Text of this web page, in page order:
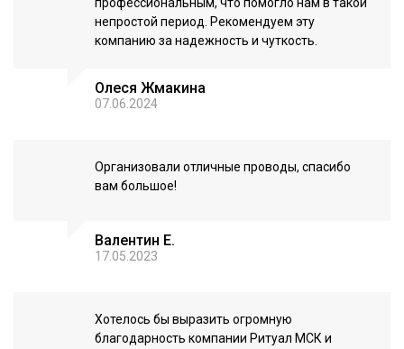
непростой период. Рекомендуем эту
компанию за надежность и чуткость.
Олеся Жмакина
07.06.2024
Организовали отличные проводы, спасибо
вам большое!
Валентин Е.
17.05.2023
Хотелось бы выразить огромную
благодарность компании Ритуал МСК и